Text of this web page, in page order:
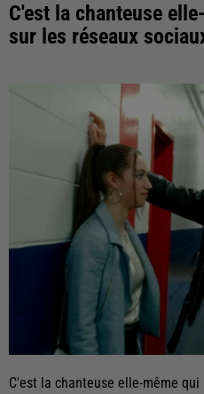
C'est la chanteuse
sur les réseaux
C'est la chanteuse elle-même